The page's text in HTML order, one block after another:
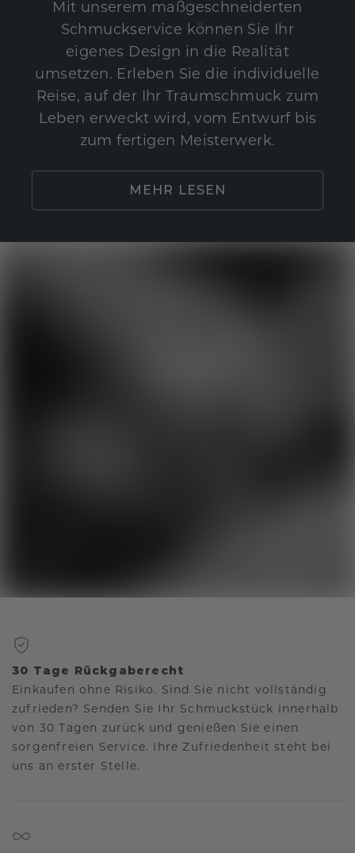
Mit unserem maßgeschneiderten
Schmuckservice können Sie Ihr
eigenes Design in die Realität
umsetzen. Erleben Sie die individuelle
Reise, auf der Ihr Traumschmuck zum
Leben erweckt wird, vom Entwurf bis
zum fertigen Meisterwerk.
MEHR LESEN
30 Tage Rückgaberecht
Einkaufen ohne Risiko. Sind Sie nicht vollständig
zufrieden? Senden Sie Ihr Schmuckstück innerhalb
von 30 Tagen zurück und genießen Sie einen
sorgenfreien Service. Ihre Zufriedenheit steht bei
uns an erster Stelle.